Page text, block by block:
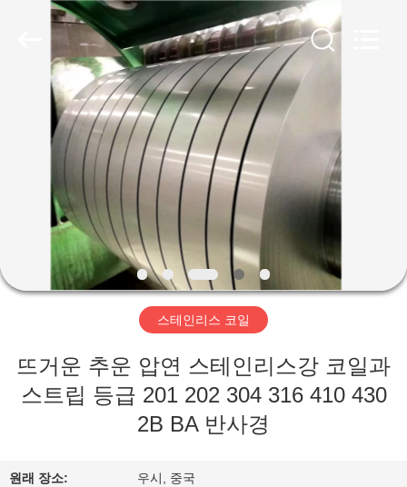
비
디
우
에
HONGJINMILAI
스테인리스 코일
뜨거운 추운 압연 스테인리스강 코일과
스트립 등급 201 202 304 316 410 430
2B BA 반사경
원래 장소: 우시, 중국